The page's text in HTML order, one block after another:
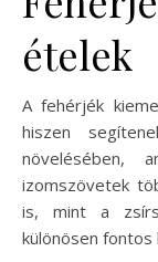
ételek
A fehérjék
hiszen
növelésében,
izomszövetek
is, mint a
különösen fontos